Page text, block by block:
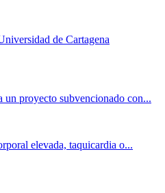
de Cartagena
proyecto subvencionado con...
elevada, taquicardia o...